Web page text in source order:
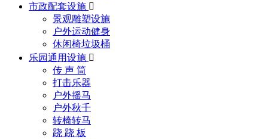
市政配套设施 
景观雕塑设施
户外运动健身
休闲椅垃圾桶
乐园通用设施 
传 声 筒
打击乐器
户外摇马
户外秋千
转椅转马
跷 跷 板